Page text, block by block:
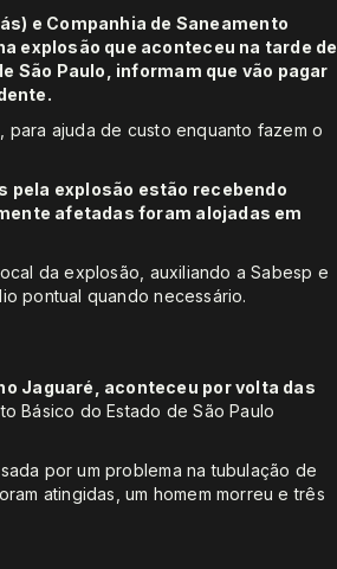
e Companhia de Saneamento
explosão que aconteceu na tarde de
São Paulo, informam que vão pagar
para ajuda de custo enquanto fazem o
pela explosão estão recebendo
afetadas foram alojadas em
da explosão, auxiliando a Sabesp e
pontual quando necessário.
Jaguaré, aconteceu por volta das
Básico do Estado de São Paulo
por um problema na tubulação de
atingidas, um homem morreu e três